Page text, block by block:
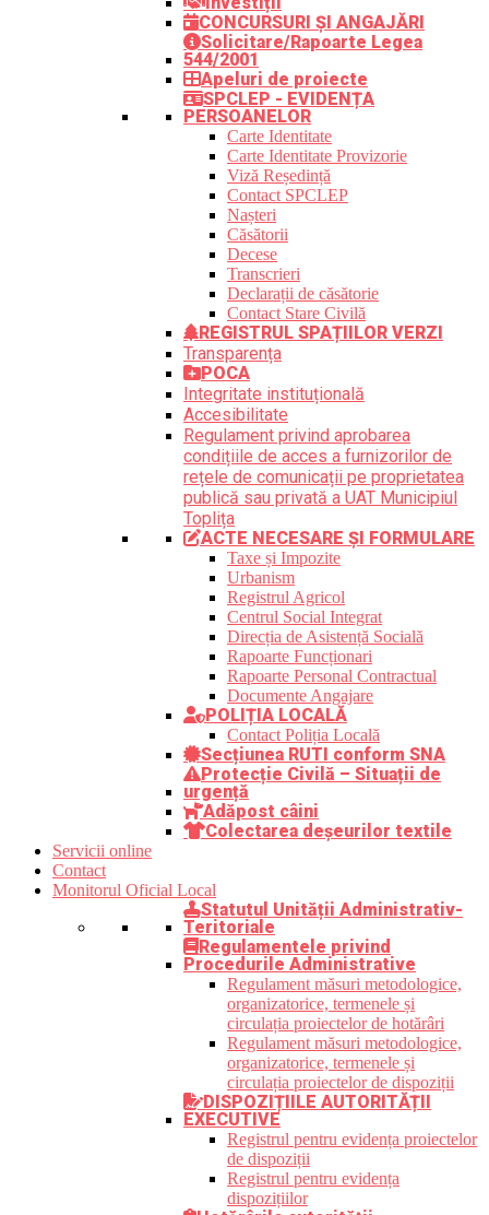
CONCURSURI ȘI ANGAJĂRI
Solicitare/Rapoarte Legea
544/2001
Apeluri de proiecte
SPCLEP - EVIDENȚA
PERSOANELOR
Carte Identitate
Carte Identitate Provizorie
Viză Reședință
Contact SPCLEP
Nașteri
Căsătorii
Decese
Transcrieri
Declarații de căsătorie
Contact Stare Civilă
REGISTRUL SPAȚIILOR VERZI
Transparența
POCA
Integritate instituțională
Accesibilitate
Regulament privind aprobarea
condițiile de acces a furnizorilor de
rețele de comunicații pe proprietatea
publică sau privată a UAT Municipiul
Toplița
ACTE NECESARE ȘI FORMULARE
Taxe și Impozite
Urbanism
Registrul Agricol
Centrul Social Integrat
Direcția de Asistență Socială
Rapoarte Funcționari
Rapoarte Personal Contractual
Documente Angajare
POLIȚIA LOCALĂ
Contact Poliția Locală
Secțiunea RUTI conform SNA
Protecție Civilă – Situații de
urgență
Adăpost câini
Colectarea deșeurilor textile
Servicii online
Contact
Monitorul Oficial Local
Statutul Unității Administrativ-
Teritoriale
Regulamentele privind
Procedurile Administrative
Regulament măsuri metodologice,
organizatorice, termenele și
circulația proiectelor de hotărâri
Regulament măsuri metodologice,
organizatorice, termenele și
circulația proiectelor de dispoziții
DISPOZIȚIILE AUTORITĂȚII
EXECUTIVE
Registrul pentru evidența proiectelor
de dispoziții
Registrul pentru evidența
dispozițiilor